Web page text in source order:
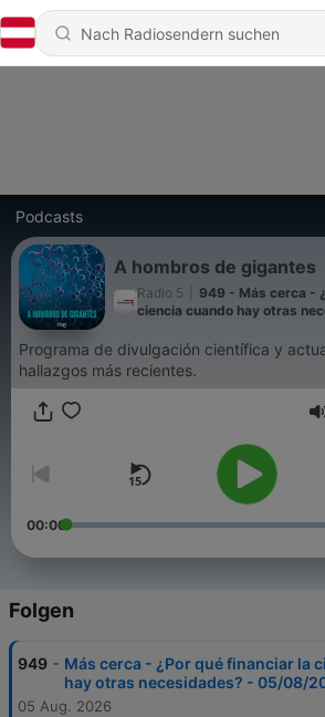
Podcasts
A hombros de gigantes
Radio 5
949 - Más cerca -
ciencia cuando hay otras
Programa de divulgación científica y
hallazgos más recientes.
00:00
Folgen
949 - Más cerca - ¿Por qué financiar la
hay otras necesidades? - 05/08/
05 Aug. 2026